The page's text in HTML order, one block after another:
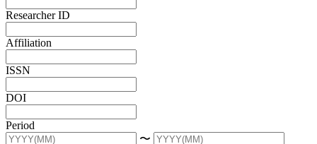
Researcher ID
Affiliation
ISSN
DOI
Period
〜